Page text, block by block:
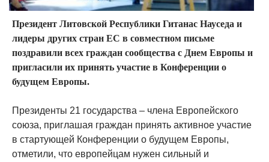
Президент Литовской Республики Гитанас Науседа и
лидеры других стран ЕС в совместном письме
поздравили всех граждан сообщества с Днем Европы и
пригласили их принять участие в Конференции о
будущем Европы.
Президенты 21 государства – члена Европейского
союза, приглашая граждан принять активное участие
в стартующей Конференции о будущем Европы,
отметили, что европейцам нужен сильный и